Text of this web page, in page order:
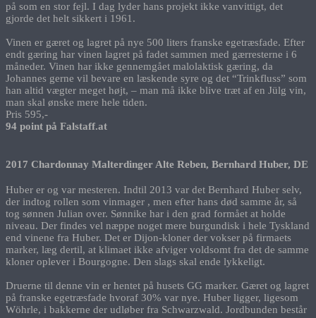
på som en stor fejl. I dag lyder hans projekt ikke vanvittigt, det
gjorde det helt sikkert i 1961.
Vinen er gæret og lagret på nye 500 liters franske egetræsfade. Efter
endt gæring har vinen lagret på fadet sammen med gærresterne i 6
måneder. Vinen har ikke gennemgået malolaktisk gæring, da
Johannes gerne vil bevare en læskende syre og det “Trinkfluss” som
han altid vægter meget højt, – man må ikke blive træt af en Jülg vin,
man skal ønske mere hele tiden.
Pris 595,-
94 point på Falstaff.at
2017 Chardonnay Malterdinger Alte Reben, Bernhard Huber, DE
Huber er og var mesteren. Indtil 2013 var det Bernhard Huber selv,
der indtog rollen som vinmager , men efter hans død samme år, så
tog sønnen Julian over. Sønnike har i den grad formået at holde
niveau. Der findes vel næppe noget mere burgundisk i hele Tyskland
end vinene fra Huber. Det er Dijon-kloner der vokser på firmaets
marker, læg dertil, at klimaet ikke afviger voldsomt fra det de samme
kloner oplever i Bourgogne. Den slags skal ende lykkeligt.
Druerne til denne vin er hentet på husets GG marker. Gæret og lagret
på franske egetræsfade hvoraf 30% var nye. Huber ligger, ligesom
Wöhrle, i bakkerne der udløber fra Schwarzwald. Jordbunden består